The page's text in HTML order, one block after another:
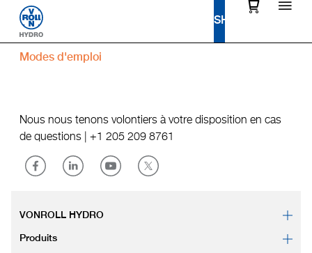
Modes d'emploi
Nous nous tenons volontiers à votre disposition en cas
de questions | +1 205 209 8761
VONROLL HYDRO
Produits